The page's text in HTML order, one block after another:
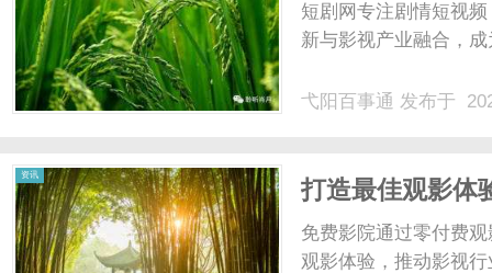
短剧网专注剧情短视
新与影视产业融合，
弋阳百事通 发布于
资讯
打造最佳观影体
免费影院通过零付费
观影体验，推动影视